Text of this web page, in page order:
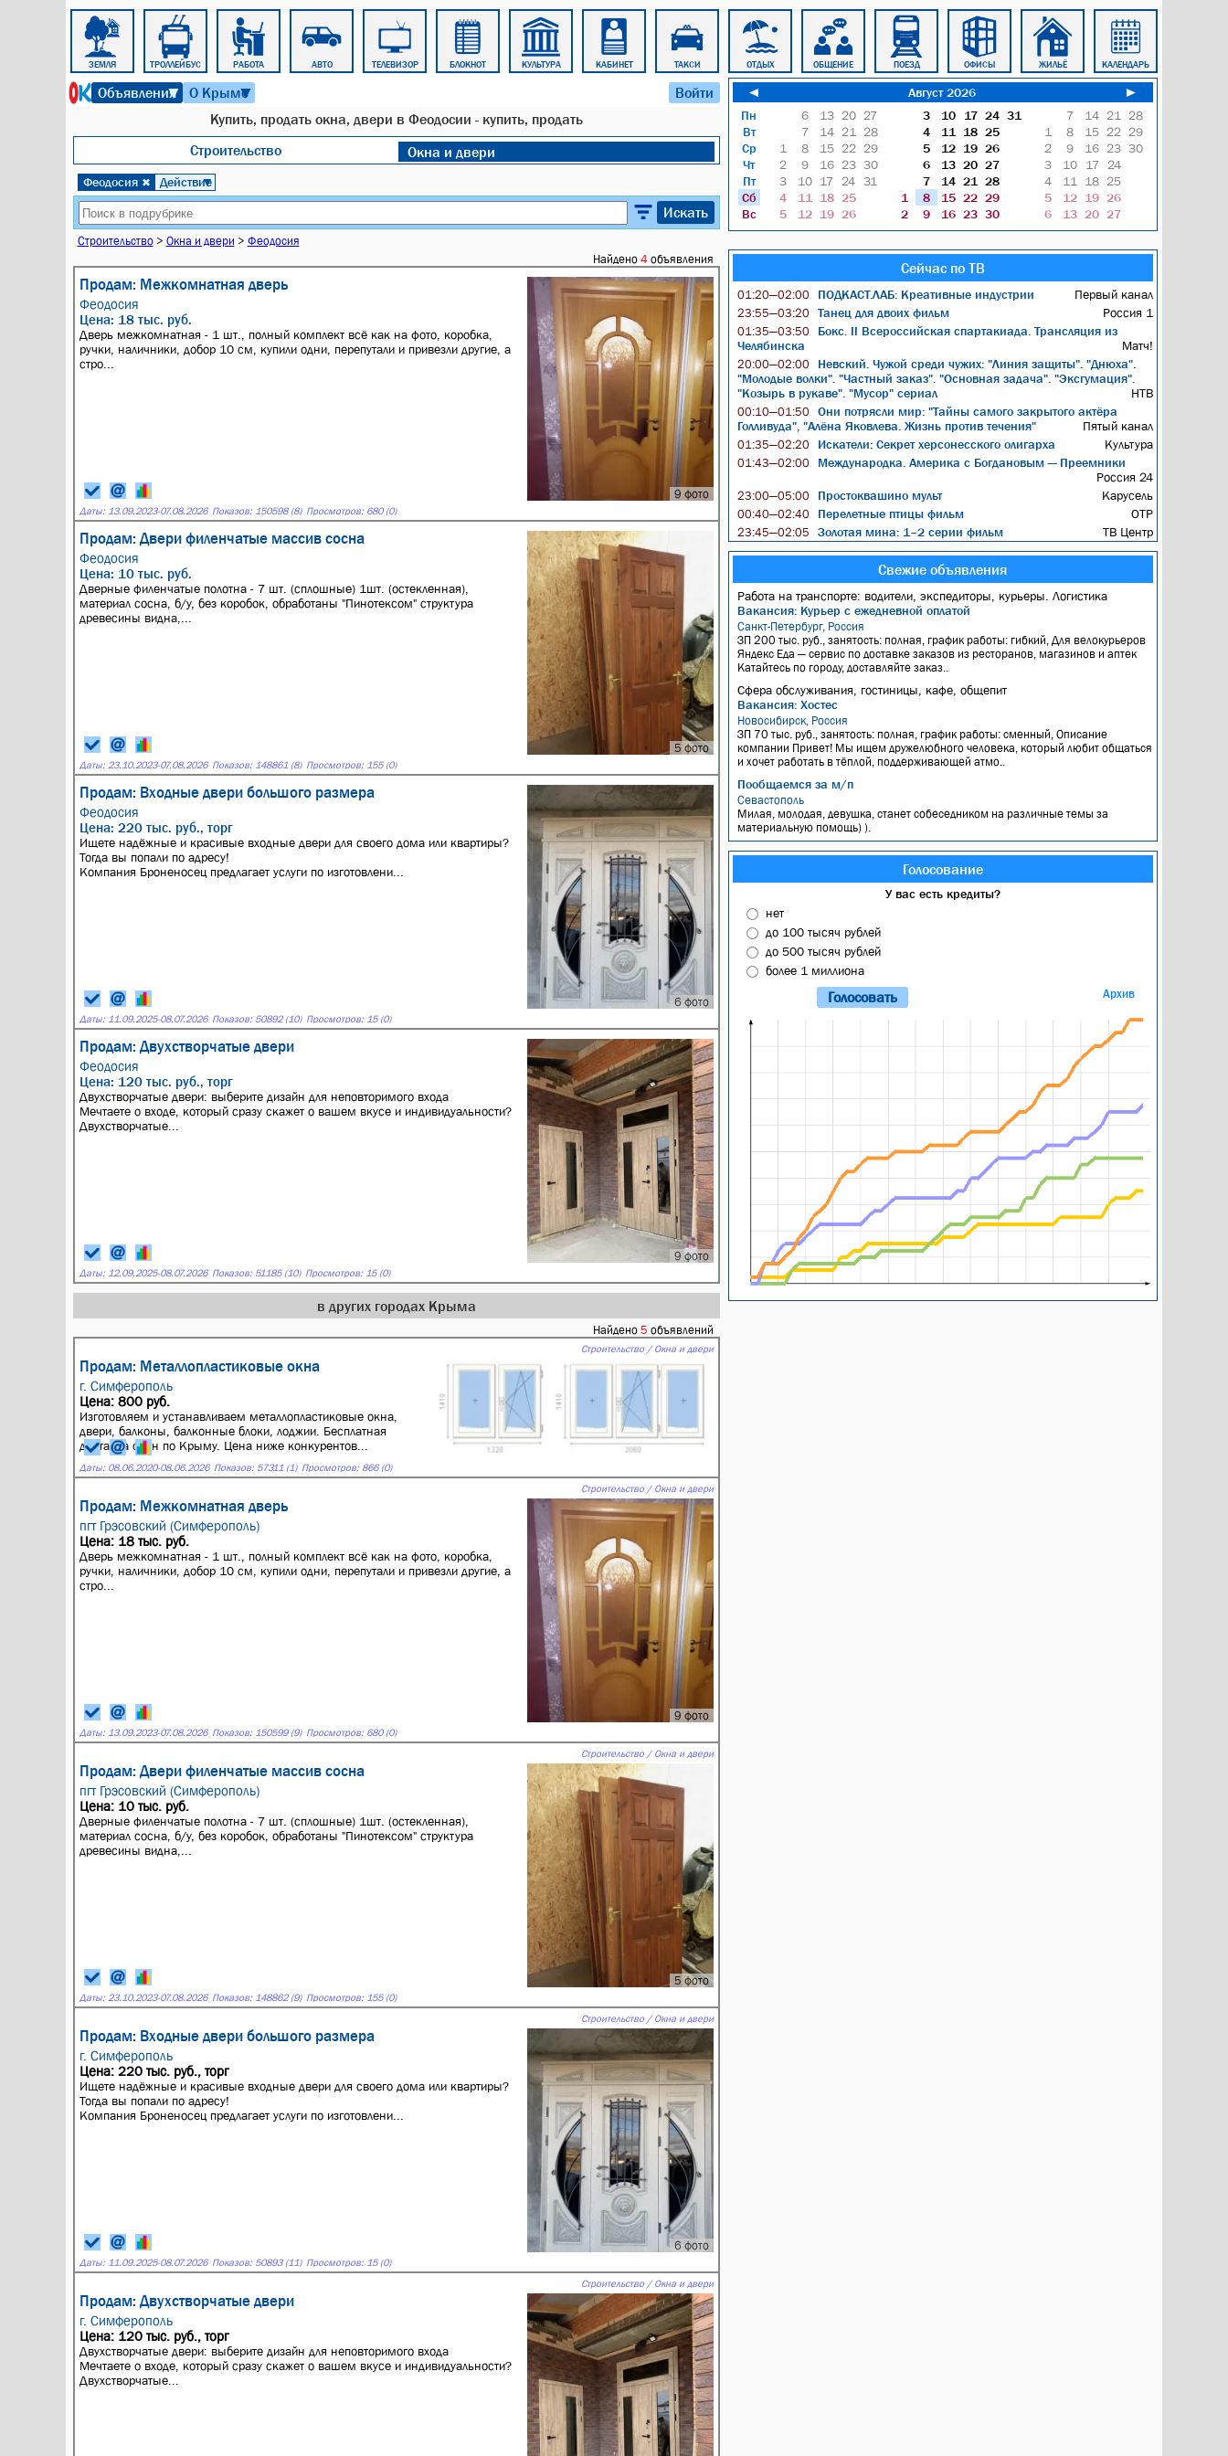
ЗЕМЛЯ ТРОЛЛЕЙБУС РАБОТА АВТО ТЕЛЕВИЗОР БЛОКНОТ КУЛЬТУРА КАБИНЕТ ТАКСИ ОТДЫХ ОБЩЕНИЕ ПОЕЗД ОФИСЫ ЖИЛЬЁ КАЛЕНДАРЬ
Объявления
▼ О Крыме
▼ Войти
Купить, продать окна, двери в Феодосии - купить, продать
Строительство
Окна и двери
Феодосия ✖ Действие
▼
Искать
Строительство> Окна и двери > Феодосия
Найдено 4объявления
Продам: Межкомнатная дверь
Феодосия
9 фото
Цена: 18 тыс. руб.
Дверь межкомнатная - 1 шт., полный комплект всё как на фото, коробка,
ручки, наличники, добор 10 см, купили одни, перепутали и привезли другие, а
стро...
Даты: 13.09.2023-07.08.2026 Показов: 150598 (8) Просмотров: 680 (0)
Продам: Двери филенчатые массив сосна
Феодосия
5 фото
Цена: 10 тыс. руб.
Дверные филенчатые полотна - 7 шт. (сплошные) 1шт. (остекленная),
материал сосна, б/у, без коробок, обработаны "Пинотексом" структура
древесины видна,...
Даты: 23.10.2023-07.08.2026 Показов: 148861 (8) Просмотров: 155 (0)
Продам: Входные двери большого размера
Феодосия
6 фото
Цена: 220 тыс. руб., торг
Ищете надёжные и красивые входные двери для своего дома или квартиры?
Тогда вы попали по адресу!
Компания Броненосец предлагает услуги по изготовлени...
Даты: 11.09.2025-08.07.2026 Показов: 50892 (10) Просмотров: 15 (0)
Продам: Двухстворчатые двери
Феодосия
9 фото
Цена: 120 тыс. руб., торг
Двухстворчатые двери: выберите дизайн для неповторимого входа
Мечтаете о входе, который сразу скажет о вашем вкусе и индивидуальности?
Двухстворчатые...
Даты: 12.09.2025-08.07.2026 Показов: 51185 (10) Просмотров: 15 (0)
в других городах Крыма
Найдено 5 объявлений
Строительство / Окна и двери
Продам: Металлопластиковые окна
г. Симферополь
Цена: 800 руб.
Изготовляем и устанавливаем металлопластиковые окна,
двери, балконы, балконные блоки, лоджии. Бесплатная
доставка окон по Крыму. Цена ниже конкурентов...
Даты: 08.06.2020-08.06.2026 Показов: 57311 (1) Просмотров: 866 (0)
Строительство / Окна и двери
Продам: Межкомнатная дверь
пгт Грэсовский (Симферополь)
9 фото
Цена: 18 тыс. руб.
Дверь межкомнатная - 1 шт., полный комплект всё как на фото, коробка,
ручки, наличники, добор 10 см, купили одни, перепутали и привезли другие, а
стро...
Даты: 13.09.2023-07.08.2026 Показов: 150599 (9) Просмотров: 680 (0)
Строительство / Окна и двери
Продам: Двери филенчатые массив сосна
пгт Грэсовский (Симферополь)
5 фото
Цена: 10 тыс. руб.
Дверные филенчатые полотна - 7 шт. (сплошные) 1шт. (остекленная),
материал сосна, б/у, без коробок, обработаны "Пинотексом" структура
древесины видна,...
Даты: 23.10.2023-07.08.2026 Показов: 148862 (9) Просмотров: 155 (0)
Строительство / Окна и двери
Продам: Входные двери большого размера
г. Симферополь
6 фото
Цена: 220 тыс. руб., торг
Ищете надёжные и красивые входные двери для своего дома или квартиры?
Тогда вы попали по адресу!
Компания Броненосец предлагает услуги по изготовлени...
Даты: 11.09.2025-08.07.2026 Показов: 50893 (11) Просмотров: 15 (0)
Строительство / Окна и двери
Продам: Двухстворчатые двери
г. Симферополь
Цена: 120 тыс. руб., торг
Двухстворчатые двери: выберите дизайн для неповторимого входа
Мечтаете о входе, который сразу скажет о вашем вкусе и индивидуальности?
Двухстворчатые...
◄ Август 2026
►
Пн
Вт
Ср
Чт
Пт
Сб
Вс
6 13 20 27
7
14 21
28
1
8 15 22 29
2
9 16 23 30
3
10 17 24 31
4
11 18 25
5
12 19 26
3 10 17 24 31
4
11 18 25
5
12 19 26
6
13 20 27
7
14 21
28
1
8 15 22 29
2
9 16 23 30
7 14 21
28
1
8 15 22 29
2
9 16 23 30
3
10 17
24
4
11 18 25
5
12 19 26
6
13 20 27
Сейчас по ТВ
01:20—02:00 ПОДКАСТ.ЛАБ: Креативные индустрии Первый канал
23:55—03:20 Танец для двоих фильм Россия 1
01:35—03:50
Бокс. II Всероссийская спартакиада. Трансляция из
Челябинска
Матч!
20:00—02:00
Невский. Чужой среди чужих: "Линия защиты". "Днюха".
"Молодые волки". "Частный заказ". "Основная задача". "Эксгумация".
"Козырь в рукаве". "Мусор" сериал
НТВ
00:10—01:50
Они потрясли мир: "Тайны самого закрытого актёра
Голливуда", "Алёна Яковлева. Жизнь против течения"
Пятый канал
01:35—02:20 Искатели: Секрет херсонесского олигарха Культура
01:43—02:00
Международка. Америка с Богдановым — Преемники
Россия 24
23:00—05:00 Простоквашино мульт Карусель
00:40—02:40 Перелетные птицы фильм ОТР
23:45—02:05 Золотая мина: 1–2 серии фильм ТВ Центр
Свежие объявления
Работа на транспорте: водители, экспедиторы, курьеры. Логистика
Вакансия: Курьер с ежедневной оплатой
Санкт-Петербург, Россия
ЗП 200 тыс. руб., занятость: полная, график работы: гибкий, Для велокурьеров
Яндекс Еда — сервис по доставке заказов из ресторанов, магазинов и аптек
Катайтесь по городу, доставляйте заказ..
Сфера обслуживания, гостиницы, кафе, общепит
Вакансия: Хостес
Новосибирск, Россия
ЗП 70 тыс. руб., занятость: полная, график работы: сменный, Описание
компании Привет! Мы ищем дружелюбного человека, который любит общаться
и хочет работать в тёплой, поддерживающей атмо..
Пообщаемся за м/п
Севастополь
Милая, молодая, девушка, станет собеседником на различные темы за
материальную помощь) ).
Голосование
У вас есть кредиты?
нет
до 100 тысяч рублей
до 500 тысяч рублей
более 1 миллиона
Архив